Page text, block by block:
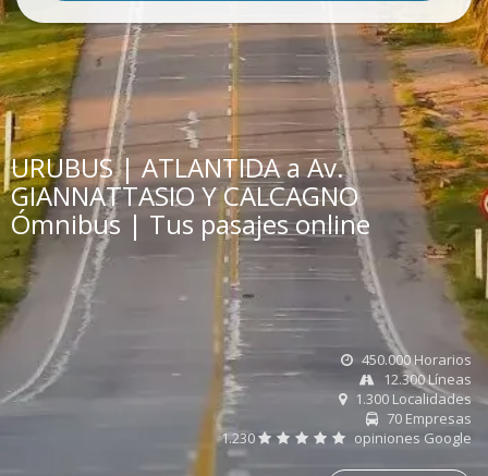
URUBUS | ATLANTIDA a Av.
GIANNATTASIO Y CALCAGNO
Ómnibus | Tus pasajes online
450.000 Horarios
12.300 Líneas
1.300 Localidades
70 Empresas
1.230
opiniones Google